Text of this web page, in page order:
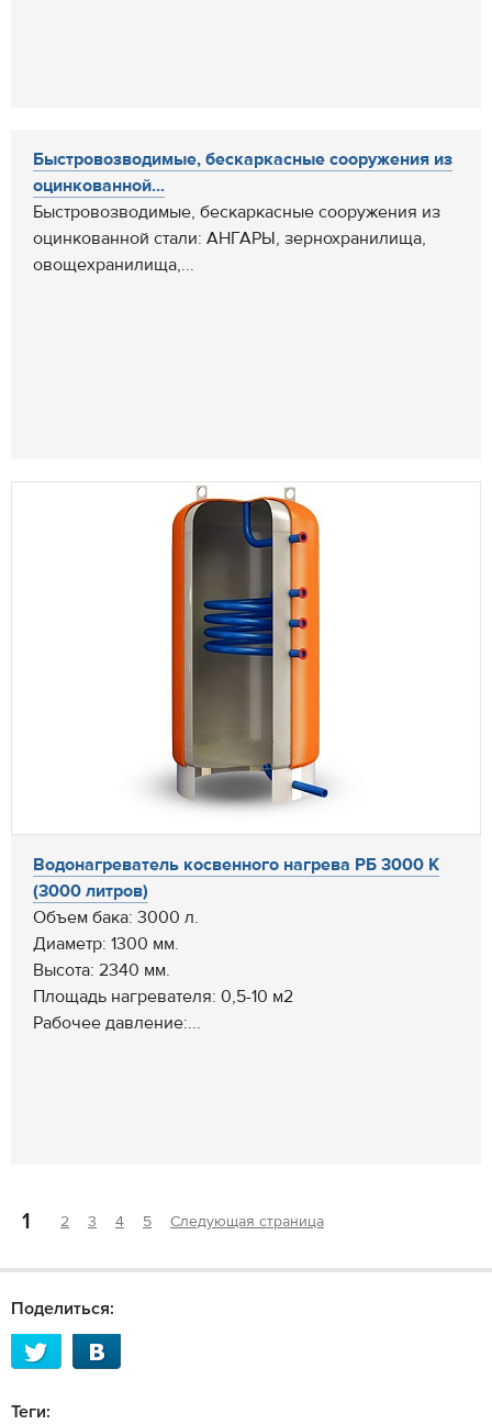
Быстровозводимые, бескаркасные сооружения из
оцинкованной...
Быстровозводимые, бескаркасные сооружения из
оцинкованной стали: АНГАРЫ, зернохранилища,
овощехранилища,...
Водонагреватель косвенного нагрева РБ 3000 К
(3000 литров)
Объем бака: 3000 л.
Диаметр: 1300 мм.
Высота: 2340 мм.
Площадь нагревателя: 0,5-10 м2
Рабочее давление:...
1 2 3 4 5 Следующая страница
Поделиться:
Теги: